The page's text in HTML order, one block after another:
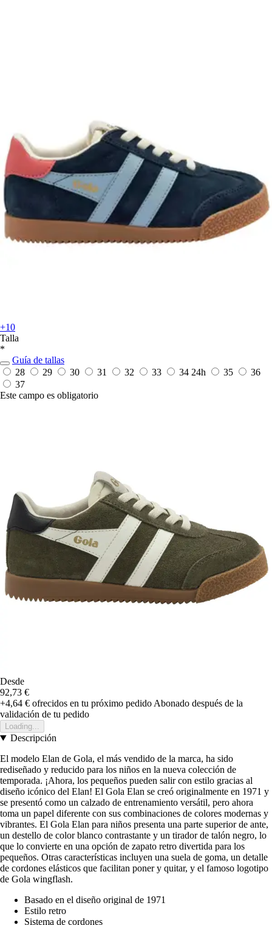
+10
Talla
*
Guía de tallas
28
29 30 31 32 33 34 24h 35
36
37
Este campo es obligatorio
Desde
92,73 €
+4,64 € ofrecidos en tu próximo pedido Abonado después de la
validación de tu pedido
Loading...
Descripción
El modelo Elan de Gola, el más vendido de la marca, ha sido
rediseñado y reducido para los niños en la nueva colección de
temporada. ¡Ahora, los pequeños pueden salir con estilo gracias al
diseño icónico del Elan! El Gola Elan se creó originalmente en 1971 y
se presentó como un calzado de entrenamiento versátil, pero ahora
toma un papel diferente con sus combinaciones de colores modernas y
vibrantes. El Gola Elan para niños presenta una parte superior de ante,
un destello de color blanco contrastante y un tirador de talón negro, lo
que lo convierte en una opción de zapato retro divertida para los
pequeños. Otras características incluyen una suela de goma, un detalle
de cordones elásticos que facilitan poner y quitar, y el famoso logotipo
de Gola wingflash.
Basado en el diseño original de 1971
Estilo retro
Sistema de cordones